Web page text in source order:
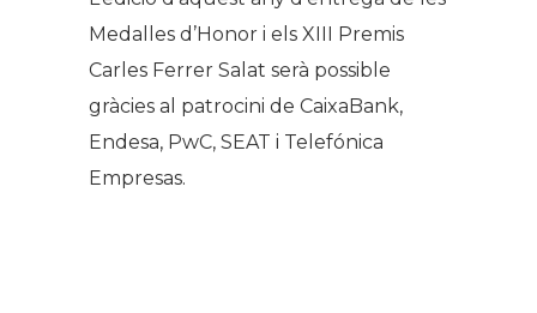
Medalles d’Honor i els XIII Premis
Carles Ferrer Salat serà possible
gràcies al patrocini de CaixaBank,
Endesa, PwC, SEAT i Telefónica
Empresas.